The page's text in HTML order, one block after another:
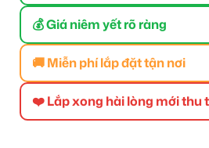
💰 Giá niêm yết rõ ràng
🚚 Miễn phí lắp đặt tận nơi
❤️ Lắp xong hài lòng mới thu